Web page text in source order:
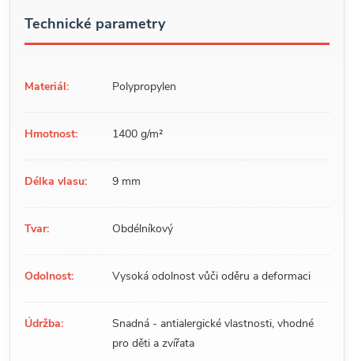
Technické parametry
Materiál: Polypropylen
Hmotnost: 1400 g/m²
Délka vlasu: 9 mm
Tvar: Obdélníkový
Odolnost: Vysoká odolnost vůči oděru a deformaci
Údržba:
Snadná - antialergické vlastnosti, vhodné
pro děti a zvířata